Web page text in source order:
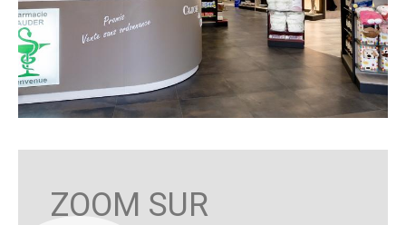
ZOOM SUR